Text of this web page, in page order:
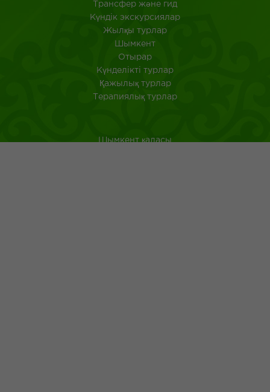
Трансфер және гид
Күндік экскурсиялар
Жылқы турлар
Шымкент
Отырар
Күнделікті турлар
Қажылық турлар
Терапиялық турлар
Шымкент қаласы